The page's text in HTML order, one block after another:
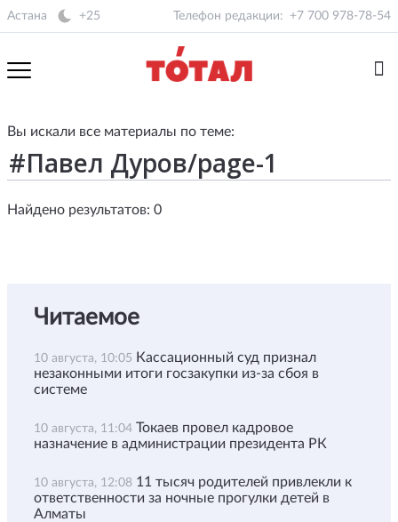
Астана +25 Телефон редакции: +7 700 978-78-54
Вы искали все материалы по теме:
Найдено результатов: 0
Читаемое
10 августа, 10:05 Кассационный суд признал
незаконными итоги госзакупки из-за сбоя в
системе
10 августа, 11:04 Токаев провел кадровое
назначение в администрации президента РК
10 августа, 12:08 11 тысяч родителей привлекли к
ответственности за ночные прогулки детей в
Алматы